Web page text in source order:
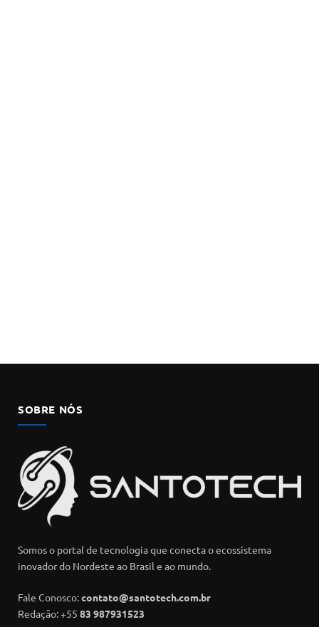
SOBRE NÓS
Somos o portal de tecnologia que conecta o ecossistema
inovador do Nordeste ao Brasil e ao mundo.
Fale Conosco:contato@santotech.com.br
Redação: +55 83 987931523